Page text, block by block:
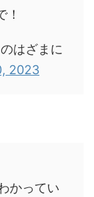
はざまに
2023
かってい